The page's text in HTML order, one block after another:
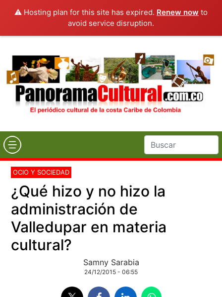
⚠️ Hosting plan for this site has expired. Renew now to
avoid service disruption.
OCIO Y SOCIEDAD
¿Qué hizo y no hizo la
administración de
Valledupar en materia
cultural?
Samny Sarabia
24/12/2015 - 06:55